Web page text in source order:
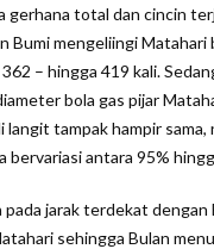
gerhana total dan cincin
Bumi mengeliingi
– hingga 419 kali.
bola gas pijar
tampak hampir
bervariasi antara 95%
jarak terdekat dengan
sehingga Bulan